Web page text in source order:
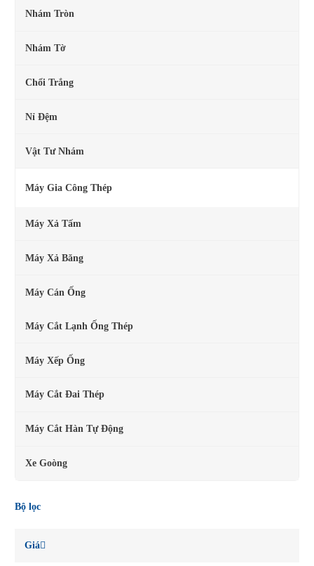
Nhám Tròn
Nhám Tờ
Chổi Trắng
Nỉ Đệm
Vật Tư Nhám
Máy Gia Công Thép
Máy Xả Tấm
Máy Xả Băng
Máy Cán Ống
Máy Cắt Lạnh Ống Thép
Máy Xếp Ống
Máy Cắt Đai Thép
Máy Cắt Hàn Tự Động
Xe Goòng
Bộ lọc
Giá